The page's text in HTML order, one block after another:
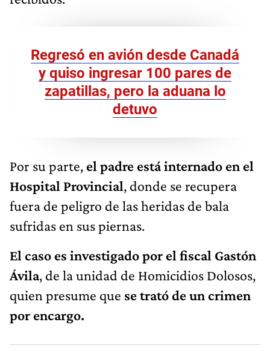
Regresó en avión desde Canadá
y quiso ingresar 100 pares de
zapatillas, pero la aduana lo
detuvo
Por su parte, el padre está internado en el
Hospital Provincial, donde se recupera
fuera de peligro de las heridas de bala
sufridas en sus piernas.
El caso es investigado por el fiscal Gastón
Ávila, de la unidad de Homicidios Dolosos,
quien presume que se trató de un crimen
por encargo.